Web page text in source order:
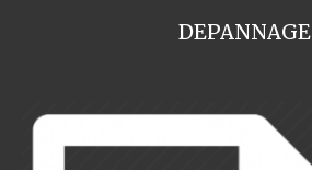
DEPANNAGE